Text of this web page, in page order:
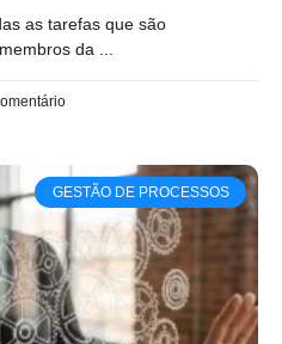
as tarefas que são
da
GESTÃO DE PROCESSOS